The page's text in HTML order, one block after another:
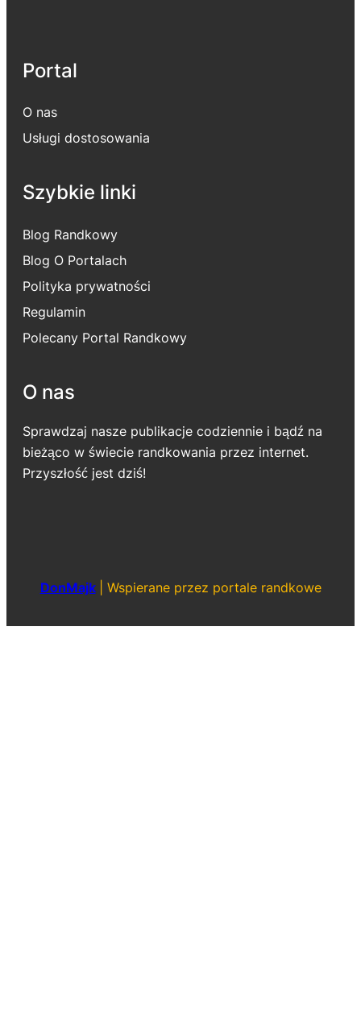
Portal
O nas
Usługi dostosowania
Szybkie linki
Blog Randkowy
Blog O Portalach
Polityka prywatności
Regulamin
Polecany Portal Randkowy
O nas
Sprawdzaj nasze publikacje codziennie i bądź na
bieżąco w świecie randkowania przez internet.
Przyszłość jest dziś!
DonMajk Wspierane przez portale randkowe